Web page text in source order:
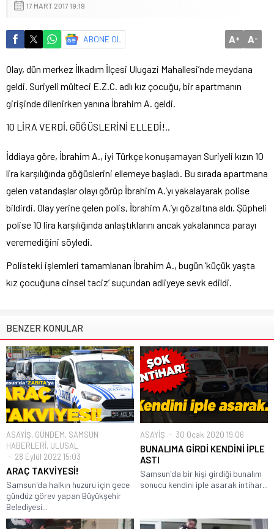
17 MART 2017 19:19
ABONE OL A+ A-
Olay, dün merkez İlkadım İlçesi Ulugazi Mahallesi’nde meydana
geldi. Suriyeli mülteci E.Z.C. adlı kız çocuğu, bir apartmanın
girişinde dilenirken yanına İbrahim A. geldi.
10 LİRA VERDİ, GÖĞÜSLERİNİ ELLEDİ!..
İddiaya göre, İbrahim A., iyi Türkçe konuşamayan Suriyeli kızın 10
lira karşılığında göğüslerini ellemeye başladı. Bu sırada apartmana
gelen vatandaşlar olayı görüp İbrahim A.’yı yakalayarak polise
bildirdi. Olay yerine gelen polis, İbrahim A.’yı gözaltına aldı. Şüpheli
polise 10 lira karşılığında anlaştıklarını ancak yakalanınca parayı
veremediğini söyledi.
Polisteki işlemleri tamamlanan İbrahim A., bugün ‘küçük yaşta
kız çocuğuna cinsel taciz’ suçundan adliyeye sevk edildi.
BENZER KONULAR
ASAYİŞ, GÜNDEM, SAMSUN
HABERLERİ, ULUSAL
28 Eylül 2022 15:03
ARAÇ TAKVİYESİ!
Samsun'da halkın huzuru için gece
gündüz görev yapan Büyükşehir
Belediyesi...
ASAYİŞ 30 Ocak 2020 19:06
BUNALIMA GİRDİ KENDİNİ İPLE
ASTI
Samsun'da bir kişi girdiği bunalım
sonucu kendini iple asarak intihar...